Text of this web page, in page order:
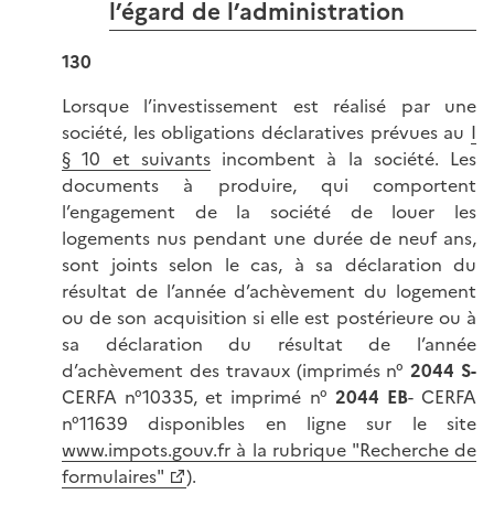
l’égard de l’administration
130
Lorsque l’investissement est réalisé par une
société, les obligations déclaratives prévues au I
§ 10 et suivantsincombent à la société. Les
documents à produire, qui comportent
l’engagement de la société de louer les
logements nus pendant une durée de neuf ans,
sont joints selon le cas, à sa déclaration du
résultat de l’année d’achèvement du logement
ou de son acquisition si elle est postérieure ou à
sa déclaration du résultat de l’année
d’achèvement des travaux (imprimés n°2044 S-
CERFA n°10335, et imprimé n° 2044 EB- CERFA
n°11639 disponibles en ligne sur le site
www.impots.gouv.fr à la rubrique "Recherche de
formulaires"
).